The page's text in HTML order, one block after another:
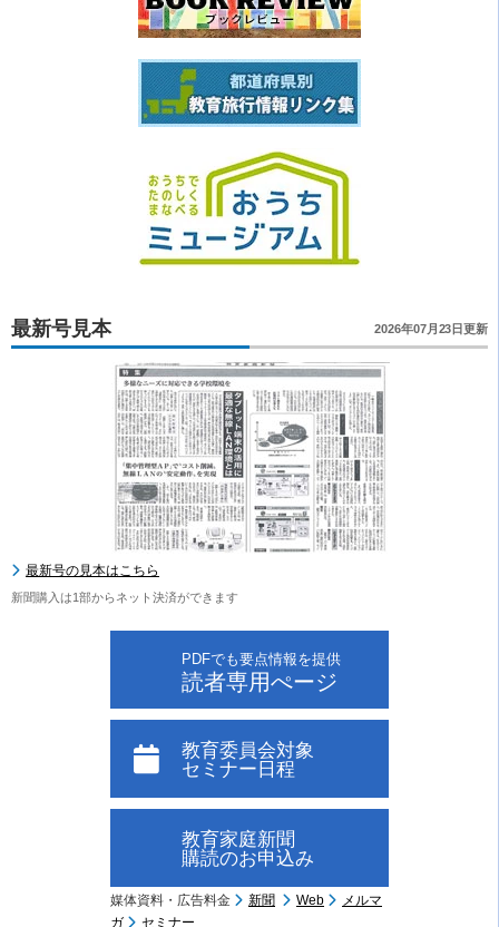
最新号見本 2026年07月23日更新
最新号の見本はこちら
新聞購入は1部からネット決済ができます
PDFでも要点情報を提供
読者専用ぺージ
教育委員会対象
セミナー日程
教育家庭新聞
購読のお申込み
媒体資料・広告料金 新聞 Web
メルマ
ガ
セミナー